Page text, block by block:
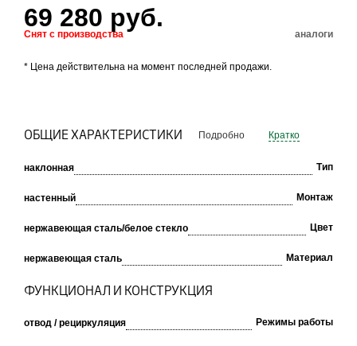
69 280 руб.
Снят с производства аналоги
* Цена действительна на момент последней продажи.
ОБЩИЕ ХАРАКТЕРИСТИКИ Подробно Кратко
наклонная Тип
настенный Монтаж
нержавеющая сталь/белое стекло Цвет
нержавеющая сталь Материал
ФУНКЦИОНАЛ И КОНСТРУКЦИЯ
отвод / рециркуляция Режимы работы